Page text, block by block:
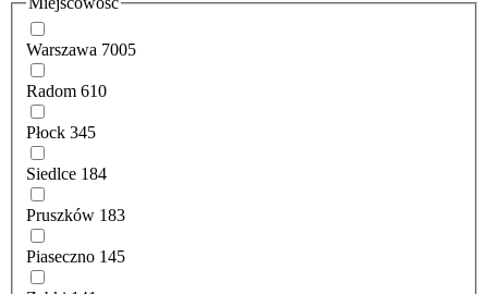
Warszawa 7005
Radom 610
Płock 345
Siedlce 184
Pruszków 183
Piaseczno 145